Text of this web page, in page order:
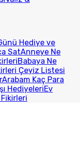
Hediye ve
SatAnneye Ne
Babaya Ne
Çeyiz Listesi
Arabam Kaç Para
HediyeleriEv
Fikirleri